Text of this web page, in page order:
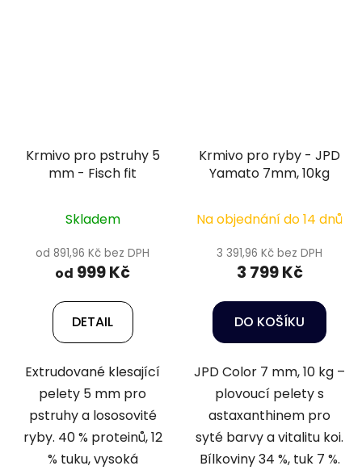
Krmivo pro pstruhy 5
mm - Fisch fit
Skladem
od 891,96 Kč bez DPH
od 999 Kč
DETAIL
Extrudované klesající
pelety 5 mm pro
pstruhy a lososovité
ryby. 40 % proteinů, 12
% tuku, vysoká
Krmivo pro ryby - JPD
Yamato 7mm, 10kg
Na objednání do 14 dnů
3 391,96 Kč bez DPH
3 799 Kč
DO KOŠÍKU
JPD Color 7 mm, 10 kg –
plovoucí pelety s
astaxanthinem pro
syté barvy a vitalitu koi.
Bílkoviny 34 %, tuk 7 %.